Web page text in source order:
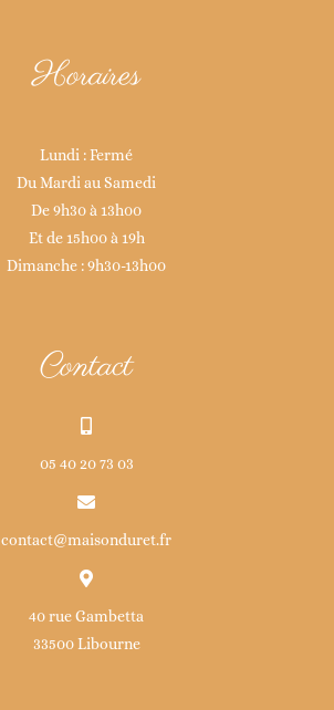
Horaires
Lundi : Fermé
Du Mardi au Samedi
De 9h30 à 13h00
Et de 15h00 à 19h
Dimanche : 9h30-13h00
Contact
05 40 20 73 03
contact@maisonduret.fr
40 rue Gambetta
33500 Libourne